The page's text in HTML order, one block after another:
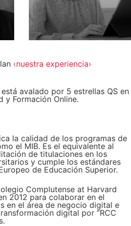
‹nuestra experiencia›
avalado por 5 estrellas QS en
y Formación Online.
la calidad de los programas de
el MIB. Es el equivalente al
de titulaciones en los
y cumple los estándares
de Educación Superior.​
Complutense at Harvard
2012 para colaborar en el
en el área de negocio digital e
digital por “RCC